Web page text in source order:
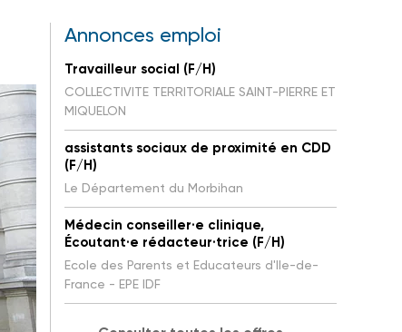
Annonces emploi
Travailleur social (F/H)
COLLECTIVITE TERRITORIALE SAINT-PIERRE ET
MIQUELON
assistants sociaux de proximité en CDD
(F/H)
Le Département du Morbihan
Médecin conseiller·e clinique,
Écoutant·e rédacteur·trice (F/H)
Ecole des Parents et Educateurs d'Ile-de-
France - EPE IDF